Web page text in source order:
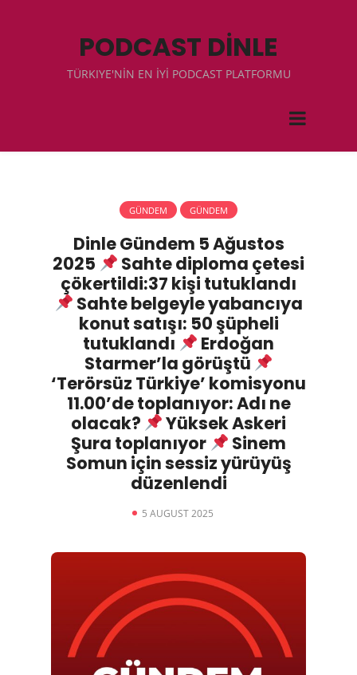
PODCAST DİNLE
TÜRKIYE'NİN EN İYİ PODCAST PLATFORMU
GÜNDEM GÜNDEM
Dinle Gündem 5 Ağustos
2025
Sahte diploma çetesi
çökertildi:37 kişi tutuklandı
Sahte belgeyle yabancıya
konut satışı: 50 şüpheli
tutuklandı
Erdoğan
Starmer’la görüştü
‘Terörsüz Türkiye’ komisyonu
11.00’de toplanıyor: Adı ne
olacak?
Yüksek Askeri
Şura toplanıyor
Sinem
Somun için sessiz yürüyüş
düzenlendi
5 AUGUST 2025